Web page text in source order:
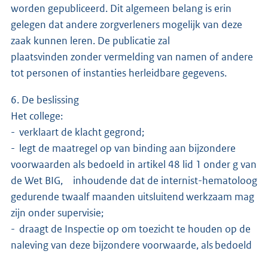
worden gepubliceerd. Dit algemeen belang is erin
gelegen dat andere zorgverleners mogelijk van deze
zaak kunnen leren. De publicatie zal
plaatsvinden zonder vermelding van namen of andere
tot personen of instanties herleidbare gegevens.
6. De beslissing
Het college:
- verklaart de klacht gegrond;
- legt de maatregel op van binding aan bijzondere
voorwaarden als bedoeld in artikel 48 lid 1 onder g van
de Wet BIG, inhoudende dat de internist-hematoloog
gedurende twaalf maanden uitsluitend werkzaam mag
zijn onder supervisie;
- draagt de Inspectie op om toezicht te houden op de
naleving van deze bijzondere voorwaarde, als bedoeld